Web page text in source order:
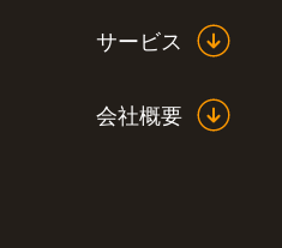
サービス
会社概要